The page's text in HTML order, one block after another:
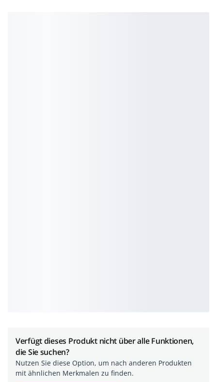
Verfügt dieses Produkt nicht über alle Funktionen,
die Sie suchen?
Nutzen Sie diese Option, um nach anderen Produkten
mit ähnlichen Merkmalen zu finden.